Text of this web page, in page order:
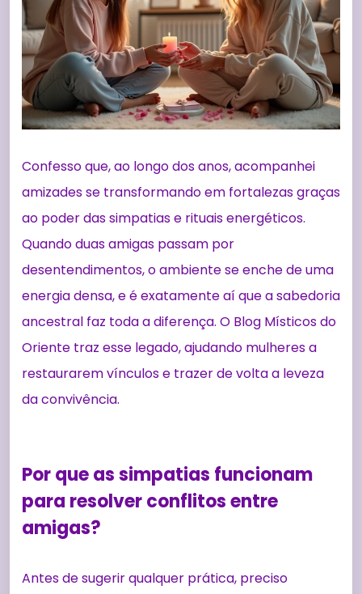
Confesso que, ao longo dos anos, acompanhei
amizades se transformando em fortalezas graças
ao poder das simpatias e rituais energéticos.
Quando duas amigas passam por
desentendimentos, o ambiente se enche de uma
energia densa, e é exatamente aí que a sabedoria
ancestral faz toda a diferença. O Blog Místicos do
Oriente traz esse legado, ajudando mulheres a
restaurarem vínculos e trazer de volta a leveza
da convivência.
Por que as simpatias funcionam
para resolver conflitos entre
amigas?
Antes de sugerir qualquer prática, preciso